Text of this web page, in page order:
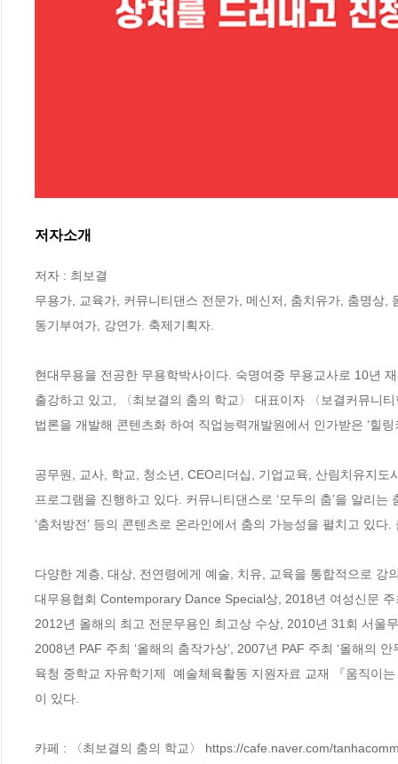
저자소개
저자 : 최보결
무용가, 교육가, 커뮤니티댄스 전문가, 메신저, 춤치유가, 춤명상
동기부여가, 강연가. 축제기획자.
현대무용을 전공한 무용학박사이다. 숙명여중 무용교사로 10년
출강하고 있고, 〈최보결의 춤의 학교〉 대표이자 〈보결커뮤니
법론을 개발해 콘텐츠화 하여 직업능력개발원에서 인가받은 ‘힐
공무원, 교사, 학교, 청소년, CEO리더십, 기업교육, 산림치유지
프로그램을 진행하고 있다. 커뮤니티댄스로 ‘모두의 춤’을 알리
‘춤처방전’ 등의 콘텐츠로 온라인에서 춤의 가능성을 펼치고 있
다양한 계층, 대상, 전연령에게 예술, 치유, 교육을 통합적으로
대무용협회 Contemporary Dance Special상, 2018년 여성신문
2012년 올해의 최고 전문무용인 최고상 수상, 2010년 31회 서울
2008년 PAF 주최 ‘올해의 춤작가상’, 2007년 PAF 주최 ‘올해의
육청 중학교 자유학기제  예술체육활동 지원자료 교재 『움직이
이 있다.
카페 : 〈최보결의 춤의 학교〉 https://cafe.naver.com/